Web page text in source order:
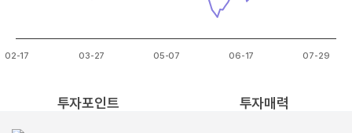
02-17 03-27 05-07 06-17 07-29
투자포인트 투자매력